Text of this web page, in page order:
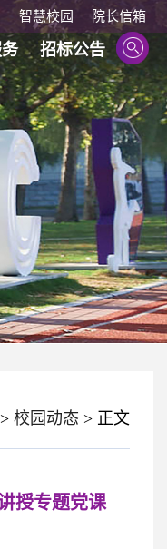
智慧校园 院长信箱
招标公告
> 校园动态 > 正文
授专题党课